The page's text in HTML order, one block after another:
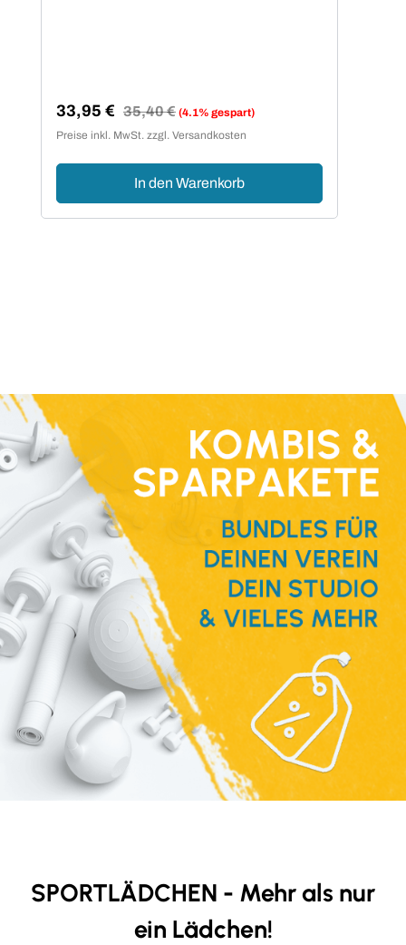
Verkaufspreis:
33,95 € Regulärer Preis:
35,40 € (4.1% gespart)
Preise inkl. MwSt. zzgl. Versandkosten
In den Warenkorb
SPORTLÄDCHEN - Mehr als nur
ein Lädchen!